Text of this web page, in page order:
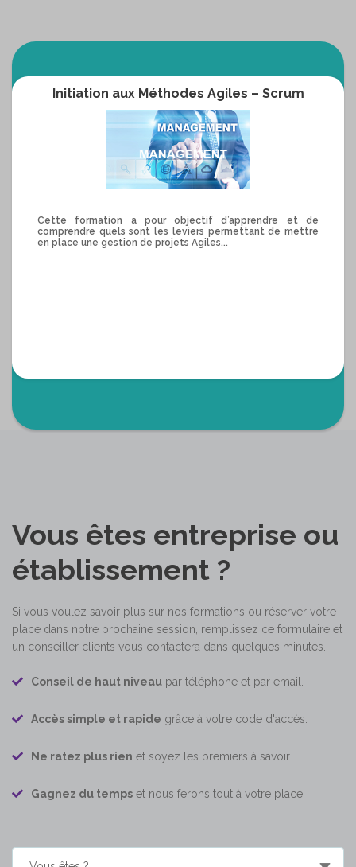
Initiation aux Méthodes Agiles – Scrum
Cette formation a pour objectif d’apprendre et de
comprendre quels sont les leviers permettant de mettre
en place une gestion de projets Agiles...
Vous êtes entreprise ou
établissement ?
Si vous voulez savoir plus sur nos formations ou réserver votre
place dans notre prochaine session, remplissez ce formulaire et
un conseiller clients vous contactera dans quelques minutes.
Conseil de haut niveau par téléphone et par email.
Accès simple et rapide grâce à votre code d'accès.
Ne ratez plus rien et soyez les premiers à savoir.
Gagnez du temps et nous ferons tout à votre place